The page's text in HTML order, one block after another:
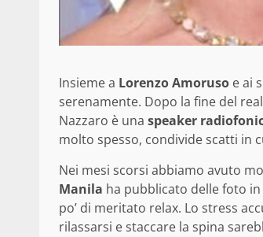
Insieme a Lorenzo Amoruso e ai
serenamente. Dopo la fine del
Nazzaro è una speaker
molto spesso, condivide scatti in
Nei mesi scorsi abbiamo avuto
Manila ha pubblicato delle foto
po’ di meritato relax. Lo stress
rilassarsi e staccare la spina